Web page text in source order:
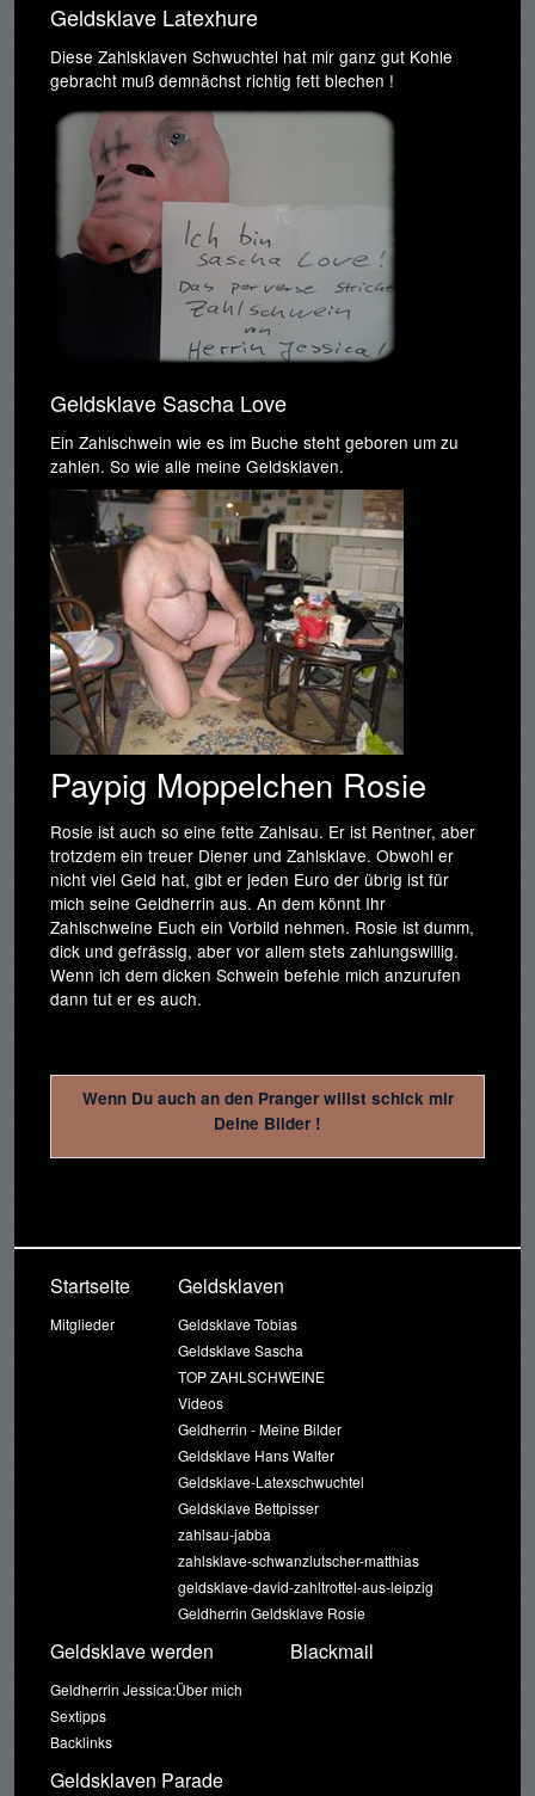
Geldsklave Latexhure
Diese Zahlsklaven Schwuchtel hat mir ganz gut Kohle
gebracht muß demnächst richtig fett blechen !
Geldsklave Sascha Love
Ein Zahlschwein wie es im Buche steht geboren um zu
zahlen. So wie alle meine Geldsklaven.
Paypig Moppelchen Rosie
Rosie ist auch so eine fette Zahlsau. Er ist Rentner, aber
trotzdem ein treuer Diener und Zahlsklave. Obwohl er
nicht viel Geld hat, gibt er jeden Euro der übrig ist für
mich seine Geldherrin aus. An dem könnt Ihr
Zahlschweine Euch ein Vorbild nehmen. Rosie ist dumm,
dick und gefrässig, aber vor allem stets zahlungswillig.
Wenn ich dem dicken Schwein befehle mich anzurufen
dann tut er es auch.
Wenn Du auch an den Pranger willst schick mir
Deine Bilder !
Startseite
Mitglieder
Geldsklaven
Geldsklave Tobias
Geldsklave Sascha
TOP ZAHLSCHWEINE
Videos
Geldherrin - Meine Bilder
Geldsklave Hans Walter
Geldsklave-Latexschwuchtel
Geldsklave Bettpisser
zahlsau-jabba
zahlsklave-schwanzlutscher-matthias
geldsklave-david-zahltrottel-aus-leipzig
Geldherrin Geldsklave Rosie
Geldsklave werden
Geldherrin Jessica:Über mich
Sextipps
Backlinks
Blackmail
Geldsklaven Parade